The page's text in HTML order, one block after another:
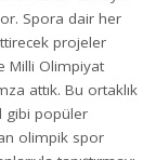
Spora dair her
projeler
Milli Olimpiyat
attık. Bu ortaklık
gibi popüler
olimpik spor